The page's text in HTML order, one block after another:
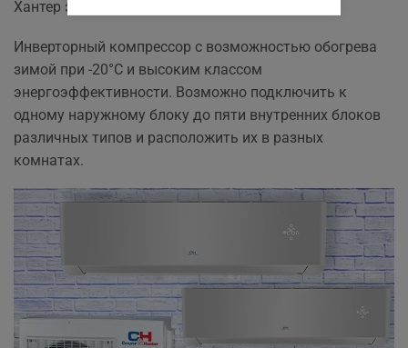
Хантер это то что вам нужно.
Инверторный компрессор с возможностью обогрева
зимой при -20°С и высоким классом
энергоэффективности. Возможно подключить к
одному наружному блоку до пяти внутренних блоков
различных типов и расположить их в разных
комнатах.